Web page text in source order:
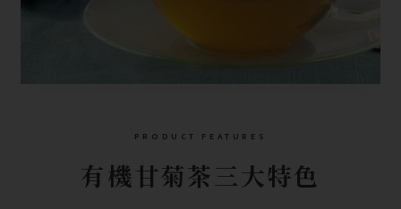
PRODUCT FEATURES
有機甘菊茶三大特色